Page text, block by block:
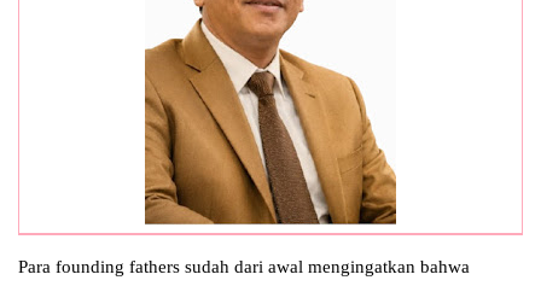
Para founding fathers sudah dari awal mengingatkan bahwa